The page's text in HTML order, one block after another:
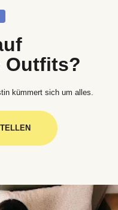
Outfits?
kümmert sich um alles.